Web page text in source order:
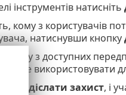
інструментів натисніть
кому з користувачів
натиснувши кнопку
одну з доступних
може використовувати
Надіслати захист, і